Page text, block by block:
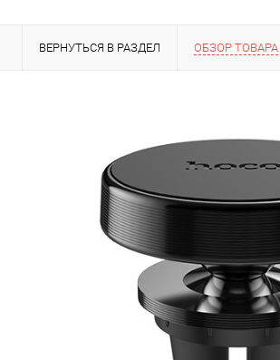
ВЕРНУТЬСЯ В РАЗДЕЛ ОБЗОР ТОВАРА